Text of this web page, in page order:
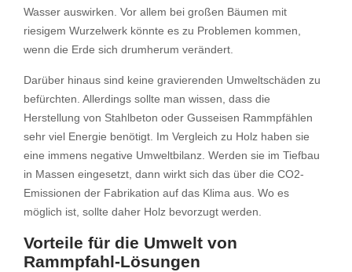
Wasser auswirken. Vor allem bei großen Bäumen mit
riesigem Wurzelwerk könnte es zu Problemen kommen,
wenn die Erde sich drumherum verändert.
Darüber hinaus sind keine gravierenden Umweltschäden zu
befürchten. Allerdings sollte man wissen, dass die
Herstellung von Stahlbeton oder Gusseisen Rammpfählen
sehr viel Energie benötigt. Im Vergleich zu Holz haben sie
eine immens negative Umweltbilanz. Werden sie im Tiefbau
in Massen eingesetzt, dann wirkt sich das über die CO2-
Emissionen der Fabrikation auf das Klima aus. Wo es
möglich ist, sollte daher Holz bevorzugt werden.
Vorteile für die Umwelt von
Rammpfahl-Lösungen